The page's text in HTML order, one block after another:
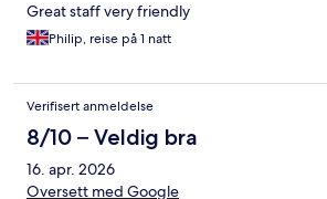
Great staff very friendly
Philip, reise på 1 natt
Verifisert anmeldelse
8/10 – Veldig bra
16. apr. 2026
Oversett med Google